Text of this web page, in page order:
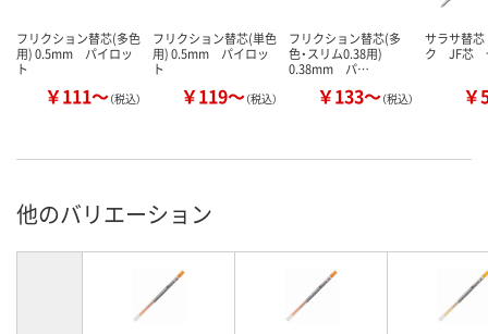
フリクション替芯(多色
用) 0.5mm パイロッ
ト
￥111～（税込）
フリクション替芯(単色
用) 0.5mm パイロッ
ト
￥119～（税込）
フリクション替芯(多
色・スリム0.38用)
0.38mm パ…
￥133～（税込）
サラサ替
ク JF芯
￥
他のバリエーション